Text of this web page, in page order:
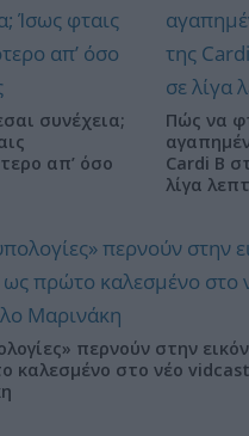
συνέχεια;
απ’ όσο
Πώς να
Cardi B
λίγα
περνούν στην
καλεσμένο στο νέο